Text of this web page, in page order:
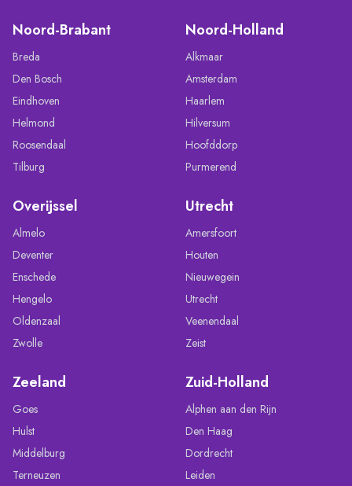
Noord-Brabant
Breda
Den Bosch
Eindhoven
Helmond
Roosendaal
Tilburg
Noord-Holland
Alkmaar
Amsterdam
Haarlem
Hilversum
Hoofddorp
Purmerend
Overijssel
Almelo
Deventer
Enschede
Hengelo
Oldenzaal
Zwolle
Utrecht
Amersfoort
Houten
Nieuwegein
Utrecht
Veenendaal
Zeist
Zeeland
Goes
Hulst
Middelburg
Terneuzen
Zuid-Holland
Alphen aan den Rijn
Den Haag
Dordrecht
Leiden